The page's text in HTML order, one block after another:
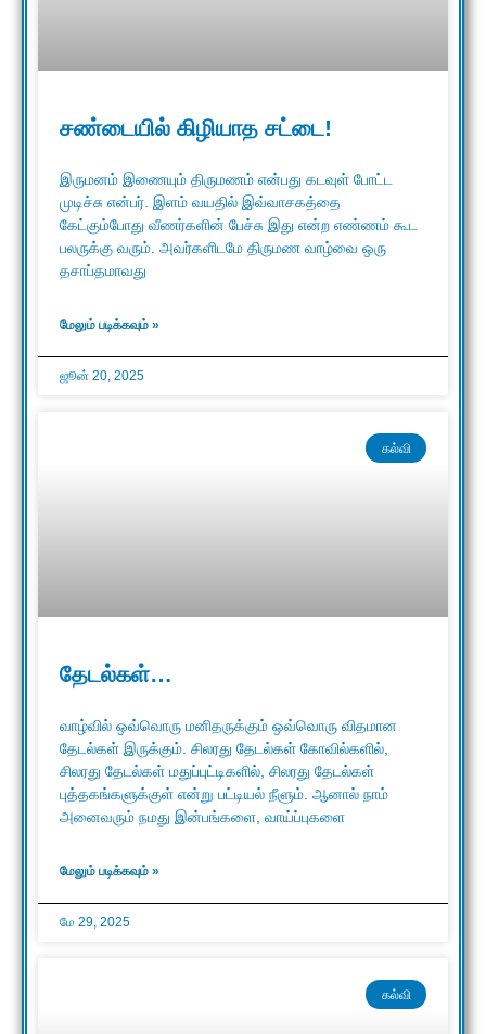
சண்டையில் கிழியாத சட்டை!
இருமனம் இணையும் திருமணம் என்பது கடவுள் போட்ட
முடிச்சு என்பர். இளம் வயதில் இவ்வாசகத்தை
கேட்கும்போது வீணர்களின் பேச்சு இது என்ற எண்ணம் கூட
பலருக்கு வரும். அவர்களிடமே திருமண வாழ்வை ஒரு
தசாப்தமாவது
மேலும் படிக்கவும் »
ஜூன் 20, 2025
கல்வி
தேடல்கள்…
வாழ்வில் ஒவ்வொரு மனிதருக்கும் ஒவ்வொரு விதமான
தேடல்கள் இருக்கும். சிலரது தேடல்கள் கோவில்களில்,
சிலரது தேடல்கள் மதுப்புட்டிகளில், சிலரது தேடல்கள்
புத்தகங்களுக்குள் என்று பட்டியல் நீளும். ஆனால் நாம்
அனைவரும் நமது இன்பங்களை, வாய்ப்புகளை
மேலும் படிக்கவும் »
மே 29, 2025
கல்வி